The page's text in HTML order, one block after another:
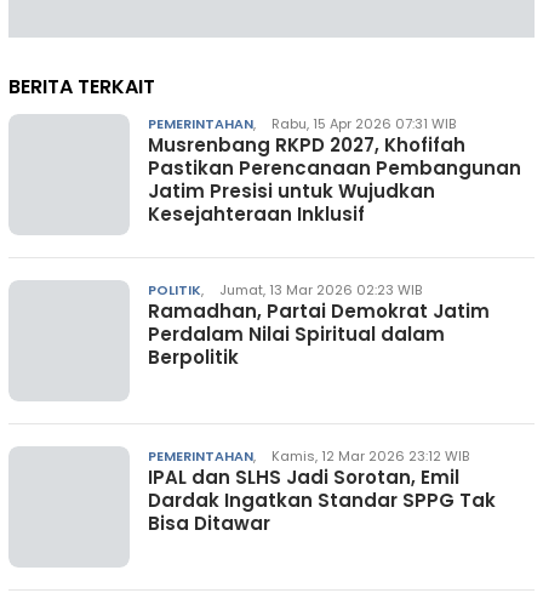
BERITA TERKAIT
PEMERINTAHAN, Rabu, 15 Apr 2026 07:31 WIB
Musrenbang RKPD 2027, Khofifah
Pastikan Perencanaan Pembangunan
Jatim Presisi untuk Wujudkan
Kesejahteraan Inklusif
POLITIK, Jumat, 13 Mar 2026 02:23 WIB
Ramadhan, Partai Demokrat Jatim
Perdalam Nilai Spiritual dalam
Berpolitik
PEMERINTAHAN, Kamis, 12 Mar 2026 23:12 WIB
IPAL dan SLHS Jadi Sorotan, Emil
Dardak Ingatkan Standar SPPG Tak
Bisa Ditawar